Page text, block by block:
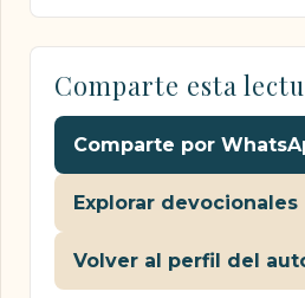
Comparte esta
Comparte por
Explorar devocionales
Volver al perfil del